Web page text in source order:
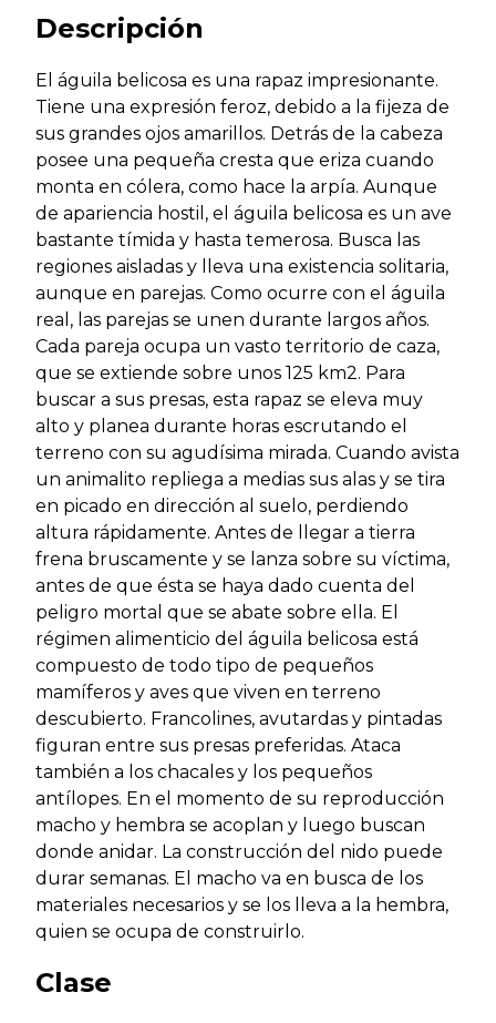
Descripción
El águila belicosa es una rapaz impresionante.
Tiene una expresión feroz, debido a la fijeza de
sus grandes ojos amarillos. Detrás de la cabeza
posee una pequeña cresta que eriza cuando
monta en cólera, como hace la arpía. Aunque
de apariencia hostil, el águila belicosa es un ave
bastante tímida y hasta temerosa. Busca las
regiones aisladas y lleva una existencia solitaria,
aunque en parejas. Como ocurre con el águila
real, las parejas se unen durante largos años.
Cada pareja ocupa un vasto territorio de caza,
que se extiende sobre unos 125 km2. Para
buscar a sus presas, esta rapaz se eleva muy
alto y planea durante horas escrutando el
terreno con su agudísima mirada. Cuando avista
un animalito repliega a medias sus alas y se tira
en picado en dirección al suelo, perdiendo
altura rápidamente. Antes de llegar a tierra
frena bruscamente y se lanza sobre su víctima,
antes de que ésta se haya dado cuenta del
peligro mortal que se abate sobre ella. El
régimen alimenticio del águila belicosa está
compuesto de todo tipo de pequeños
mamíferos y aves que viven en terreno
descubierto. Francolines, avutardas y pintadas
figuran entre sus presas preferidas. Ataca
también a los chacales y los pequeños
antílopes. En el momento de su reproducción
macho y hembra se acoplan y luego buscan
donde anidar. La construcción del nido puede
durar semanas. El macho va en busca de los
materiales necesarios y se los lleva a la hembra,
quien se ocupa de construirlo.
Clase